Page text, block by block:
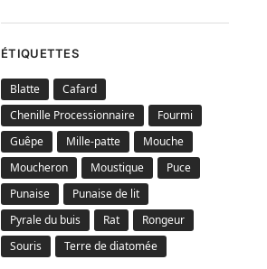
ÉTIQUETTES
Blatte
Cafard
Chenille Processionnaire
Fourmi
Guêpe
Mille-patte
Mouche
Moucheron
Moustique
Puce
Punaise
Punaise de lit
Pyrale du buis
Rat
Rongeur
Souris
Terre de diatomée